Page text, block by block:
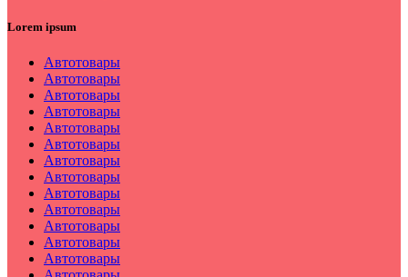
Lorem ipsum
Автотовары
Автотовары
Автотовары
Автотовары
Автотовары
Автотовары
Автотовары
Автотовары
Автотовары
Автотовары
Автотовары
Автотовары
Автотовары